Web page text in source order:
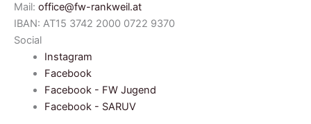
Mail: office@fw-rankweil.at
IBAN: AT15 3742 2000 0722 9370
Social
Instagram
Facebook
Facebook - FW Jugend
Facebook - SARUV